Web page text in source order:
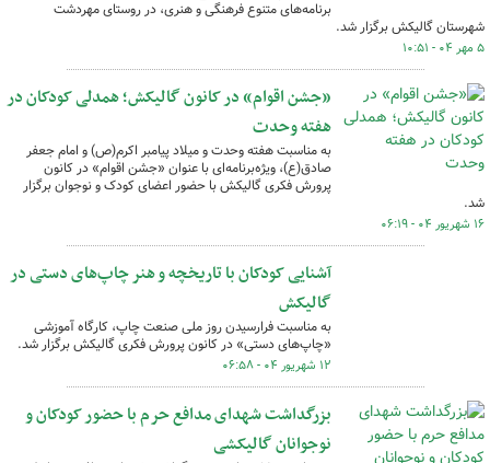
برنامه‌های متنوع فرهنگی و هنری، در روستای مهردشت
شهرستان گالیکش برگزار شد.
۵ مهر ۰۴ - ۱۰:۵۱
«جشن اقوام» در کانون گالیکش؛ همدلی کودکان در
هفته وحدت
به مناسبت هفته وحدت و میلاد پیامبر اکرم(ص) و امام جعفر
صادق(ع)، ویژه‌برنامه‌ای با عنوان «جشن اقوام» در کانون
پرورش فکری گالیکش با حضور اعضای کودک و نوجوان برگزار
شد.
۱۶ شهریور ۰۴ - ۰۶:۱۹
آشنایی کودکان با تاریخچه و هنر چاپ‌های دستی در
گالیکش
به مناسبت فرارسیدن روز ملی صنعت چاپ، کارگاه آموزشی
«چاپ‌های دستی» در کانون پرورش فکری گالیکش برگزار شد.
۱۲ شهریور ۰۴ - ۰۶:۵۸
بزرگداشت شهدای مدافع حرم با حضور کودکان و
نوجوانان گالیکشی